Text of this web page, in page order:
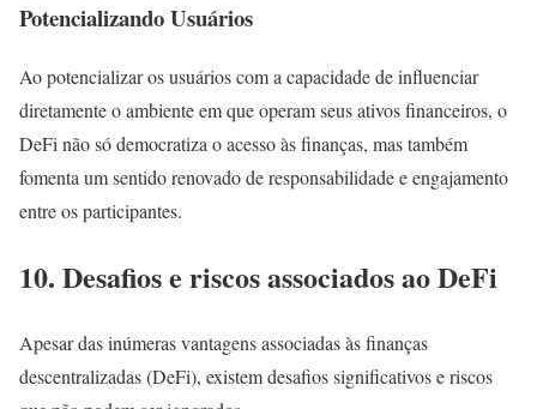
Potencializando Usuários
Ao potencializar os usuários com a capacidade de influenciar
diretamente o ambiente em que operam seus ativos financeiros, o
DeFi não só democratiza o acesso às finanças, mas também
fomenta um sentido renovado de responsabilidade e engajamento
entre os participantes.
10. Desafios e riscos associados ao DeFi
Apesar das inúmeras vantagens associadas às finanças
descentralizadas (DeFi), existem desafios significativos e riscos